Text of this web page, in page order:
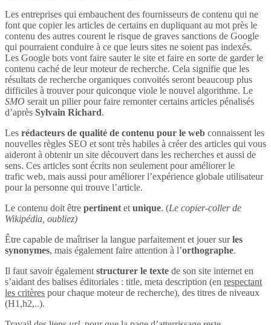
Les entreprises qui embauchent des fournisseurs de contenu qui ne
font que copier les articles de certains en dupliquant au mot près le
contenu des autres courent le risque de graves sanctions de Google
qui pourraient conduire à ce que leurs sites ne soient pas indexés.
Les Google bots vont faire sauter le site et faire en sorte de garder le
contenu caché de leur moteur de recherche. Cela signifie que les
résultats de recherche organiques convoités seront beaucoup plus
difficiles à trouver pour quiconque viole le nouvel algorithme. Le
SMO serait un pilier pour faire remonter certains articles pénalisés
d’après Sylvain Richard.
Les rédacteurs de qualité de contenu pour le web connaissent les
nouvelles règles SEO et sont très habiles à créer des articles qui vous
aideront à obtenir un site découvert dans les recherches et aussi de
sens. Ces articles sont écrits non seulement pour améliorer le
trafic web, mais aussi pour améliorer l’expérience globale utilisateur
pour la personne qui trouve l’article.
Le contenu doit être pertinent et unique. (Le copier-coller de
Wikipédia, oubliez)
Être capable de maîtriser la langue parfaitement et jouer surles
synonymes, mais également faire attention à l’orthographe.
Il faut savoir également structurer le texte de son site internet en
s’aidant des balises éditoriales : title, meta description (en respectant
les critères pour chaque moteur de recherche), des titres de niveaux
(H1,h2,..).